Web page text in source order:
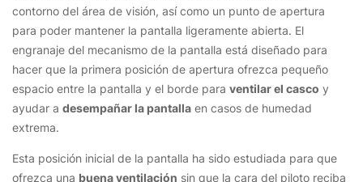
contorno del área de visión, así como un punto de apertura
para poder mantener la pantalla ligeramente abierta. El
engranaje del mecanismo de la pantalla está diseñado para
hacer que la primera posición de apertura ofrezca pequeño
espacio entre la pantalla y el borde para ventilar el casco y
ayudar a desempañar la pantalla en casos de humedad
extrema.
Esta posición inicial de la pantalla ha sido estudiada para que
ofrezca una buena ventilación sin que la cara del piloto reciba